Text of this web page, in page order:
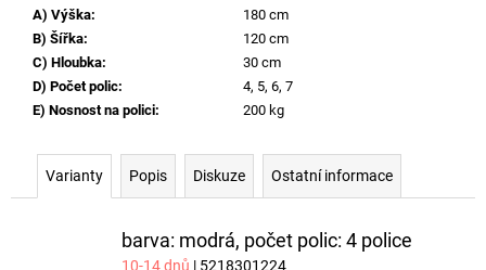
A) Výška:
180 cm
B) Šířka:
120 cm
C) Hloubka:
30 cm
D) Počet polic:
4, 5, 6, 7
E) Nosnost na polici: 200 kg
Varianty Popis Diskuze Ostatní informace
barva: modrá, počet polic: 4 police
10-14 dnů | 5218301224